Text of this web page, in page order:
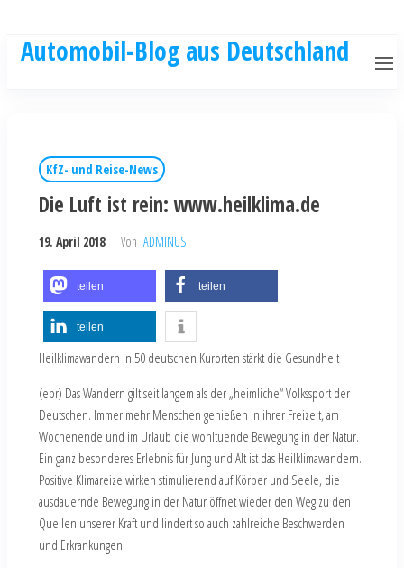
Automobil-Blog aus Deutschland
KfZ- und Reise-News
Die Luft ist rein: www.heilklima.de
19. April 2018 Von ADMINUS
teilen teilen
teilen
Heilklimawandern in 50 deutschen Kurorten stärkt die Gesundheit
(epr) Das Wandern gilt seit langem als der „heimliche“ Volkssport der
Deutschen. Immer mehr Menschen genießen in ihrer Freizeit, am
Wochenende und im Urlaub die wohltuende Bewegung in der Natur.
Ein ganz besonderes Erlebnis für Jung und Alt ist das Heilklimawandern.
Positive Klimareize wirken stimulierend auf Körper und Seele, die
ausdauernde Bewegung in der Natur öffnet wieder den Weg zu den
Quellen unserer Kraft und lindert so auch zahlreiche Beschwerden
und Erkrankungen.